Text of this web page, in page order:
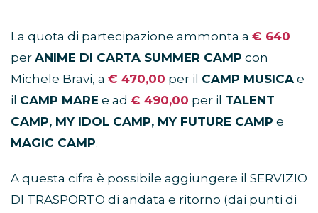
La quota di partecipazione ammonta a € 640
per ANIME DI CARTA SUMMER CAMP con
Michele Bravi, a € 470,00 per il CAMP MUSICA e
il CAMP MARE e ad € 490,00 per il TALENT
CAMP, MY IDOL CAMP, MY FUTURE CAMP e
MAGIC CAMP.
A questa cifra è possibile aggiungere il SERVIZIO
DI TRASPORTO di andata e ritorno (dai punti di